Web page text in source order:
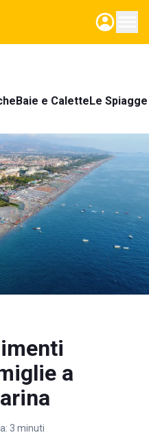
Baie e CaletteLe
a
3 minuti